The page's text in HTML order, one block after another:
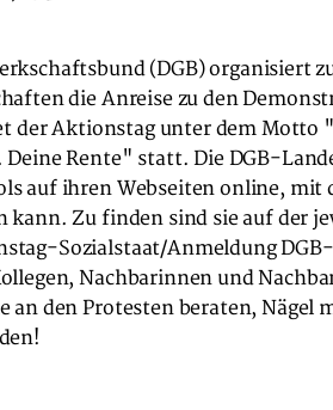
(DGB) organisiert
die Anreise zu den
der Aktionstag unter dem Motto
Deine Rente" statt. Die DGB-
auf ihren Webseiten online, mit
Zu finden sind sie auf der
Sozialstaat/Anmeldung
Nachbarinnen und
an den Protesten beraten, Nägel